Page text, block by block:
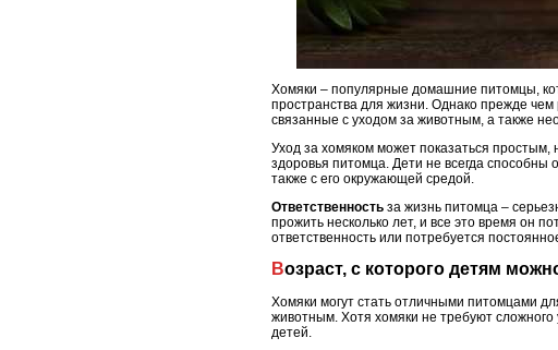
Хомяки – популярные домашние питомцы,
пространства для жизни. Однако прежде
связанные с уходом за животным, а также
Уход за хомяком может показаться простым,
здоровья питомца. Дети не всегда
также с его окружающей средой.
Ответственность за жизнь питомца –
прожить несколько лет, и все это время он
ответственность или потребуется
Возраст, с которого детям
Хомяки могут стать отличными питомцами
животным. Хотя хомяки не требуют
детей.